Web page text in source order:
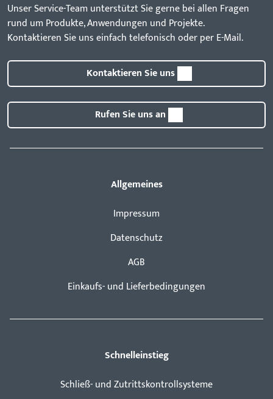
Unser Service-Team unterstützt Sie gerne bei allen Fragen
rund um Produkte, Anwendungen und Projekte.
Kontaktieren Sie uns einfach telefonisch oder per E-Mail.
Kontaktieren Sie uns
Rufen Sie uns an
Allgemeines
Impressum
Datenschutz
AGB
Einkaufs- und Lieferbedingungen
Schnelleinstieg
Schließ- und Zutrittskontrollsysteme